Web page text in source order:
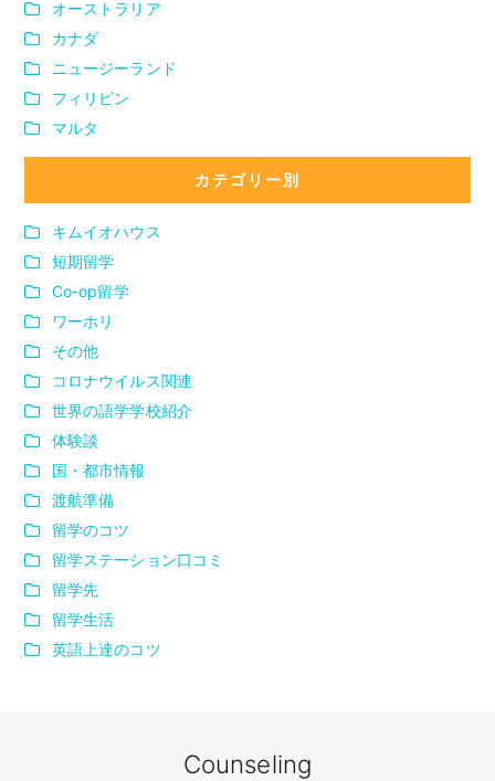
オーストラリア
カナダ
ニュージーランド
フィリピン
マルタ
カテゴリー別
キムイオハウス
短期留学
Co-op留学
ワーホリ
その他
コロナウイルス関連
世界の語学学校紹介
体験談
国・都市情報
渡航準備
留学のコツ
留学ステーション口コミ
留学先
留学生活
英語上達のコツ
Counseling